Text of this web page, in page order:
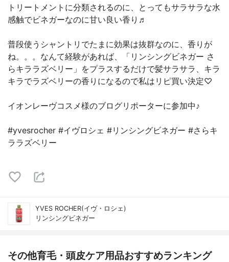
トリートメントに分類されるのに、とってもサラサラな水
感触でビネガーなのに甘い良い香り♬
普段使うシャントリでたまに効果は抜群なのに、香りが
ね。。。なんて経験があれば、「リンシングビネガー さ
らキララズベリー」をプラスするだけで髪サラサラ、キラ
キラでラズベリーの香りになるので私はリピ買い決定♡
イオンレーヴコスメ様のブログリポーターに参加中♪
#yvesrocher #イヴロシェ #リンシングビネガー #さらキ
ララズベリー
YVES ROCHER(イヴ・ロシェ)
リンシングビネガー
その他育毛・頭皮ケア用品おすすめランキング